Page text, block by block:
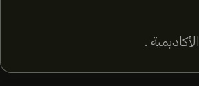
الأكاديمية .